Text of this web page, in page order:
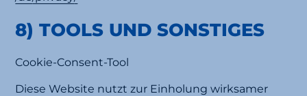
8) TOOLS UND SONSTIGES
Cookie-Consent-Tool
Diese Website nutzt zur Einholung wirksamer